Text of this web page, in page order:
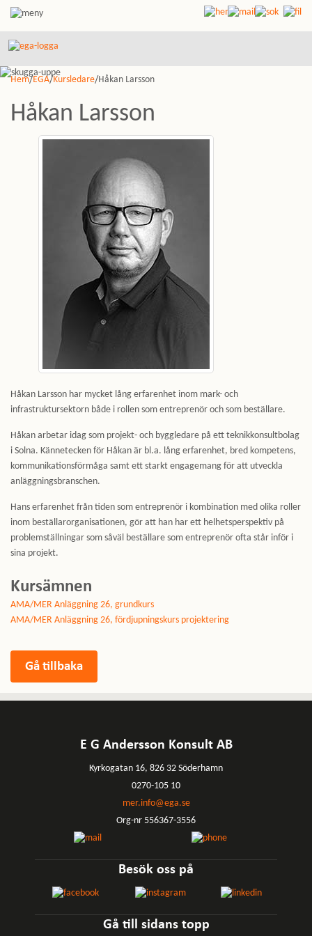
Hem/EGA/Kursledare/Håkan Larsson
Håkan Larsson
Håkan Larsson har mycket lång erfarenhet inom mark- och
infrastruktursektorn både i rollen som entreprenör och som beställare.
Håkan arbetar idag som projekt- och byggledare på ett teknikkonsultbolag
i Solna. Kännetecken för Håkan är bl.a. lång erfarenhet, bred kompetens,
kommunikationsförmåga samt ett starkt engagemang för att utveckla
anläggningsbranschen.
Hans erfarenhet från tiden som entreprenör i kombination med olika roller
inom beställarorganisationen, gör att han har ett helhetsperspektiv på
problemställningar som såväl beställare som entreprenör ofta står inför i
sina projekt.
Kursämnen
AMA/MER Anläggning 26, grundkurs
AMA/MER Anläggning 26, fördjupningskurs projektering
E G Andersson Konsult AB
Kyrkogatan 16, 826 32 Söderhamn
0270-105 10
mer.info@ega.se
Org-nr 556367-3556
Besök oss på
Gå till sidans topp